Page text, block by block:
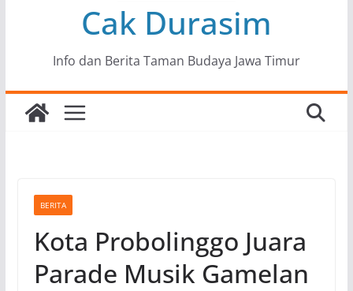
Cak Durasim
Info dan Berita Taman Budaya Jawa Timur
BERITA
Kota Probolinggo Juara
Parade Musik Gamelan